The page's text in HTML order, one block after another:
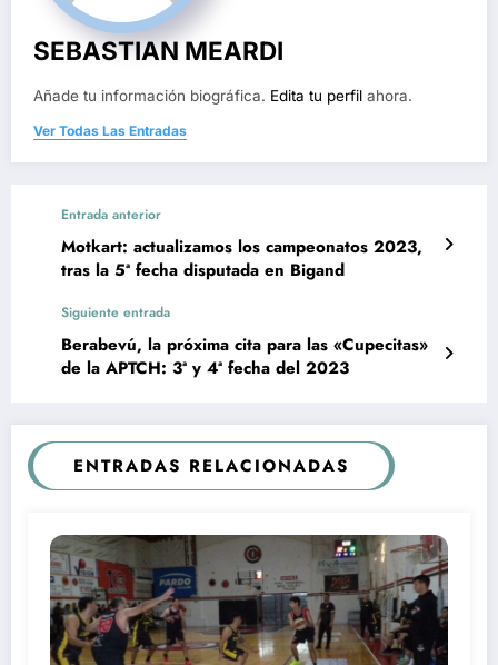
SEBASTIAN MEARDI
Añade tu información biográfica. Edita tu perfil ahora.
Ver Todas Las Entradas
Entrada anterior
Motkart: actualizamos los campeonatos 2023,
tras la 5ª fecha disputada en Bigand
Siguiente entrada
Berabevú, la próxima cita para las «Cupecitas»
de la APTCH: 3ª y 4ª fecha del 2023
ENTRADAS RELACIONADAS